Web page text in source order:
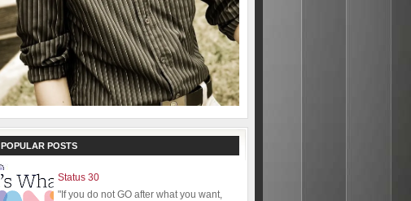
POPULAR POSTS
Status 30
"If you do not GO after what you want,